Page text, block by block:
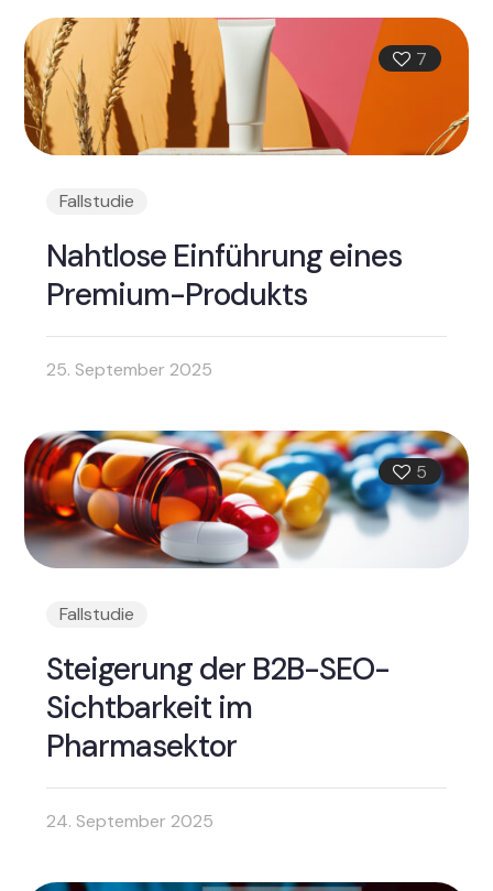
7
Fallstudie
Nahtlose Einführung eines
Premium-Produkts
25. September 2025
5
Fallstudie
Steigerung der B2B-SEO-
Sichtbarkeit im
Pharmasektor
24. September 2025